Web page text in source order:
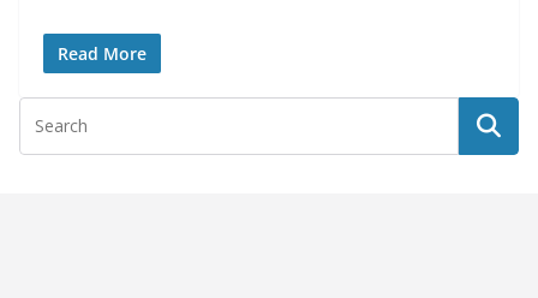
Read More